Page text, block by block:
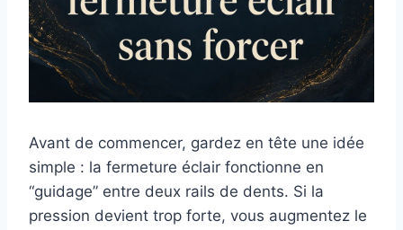
Avant de commencer, gardez en tête une idée
simple : la fermeture éclair fonctionne en
“guidage” entre deux rails de dents. Si la
pression devient trop forte, vous augmentez le